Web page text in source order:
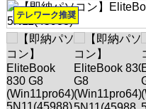
テレワーク推奨